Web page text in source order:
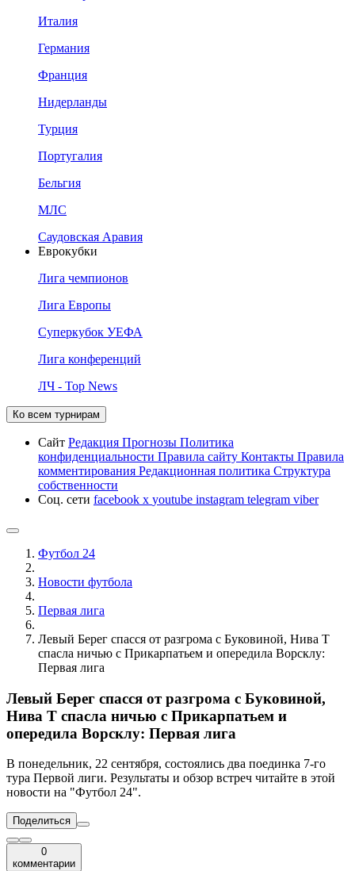
Италия
Германия
Франция
Нидерланды
Турция
Португалия
Бельгия
МЛС
Саудовская Аравия
Еврокубки
Лига чемпионов
Лига Европы
Суперкубок УЕФА
Лига конференций
ЛЧ - Top News
Ко всем турнирам
Сайт Редакция Прогнозы Политика
конфиденциальности Правила сайту Контакты Правила
комментирования Редакционная политика Структура
собственности
Соц. сети facebook x youtube instagram telegram viber
Футбол 24
Новости футбола
Первая лига
Левый Берег спасся от разгрома с Буковиной, Нива Т
спасла ничью с Прикарпатьем и опередила Ворсклу:
Первая лига
Левый Берег спасся от разгрома с Буковиной,
Нива Т спасла ничью с Прикарпатьем и
опередила Ворсклу: Первая лига
В понедельник, 22 сентября, состоялись два поединка 7-го
тура Первой лиги. Результаты и обзор встреч читайте в этой
новости на "Футбол 24".
Поделиться
0
комментарии